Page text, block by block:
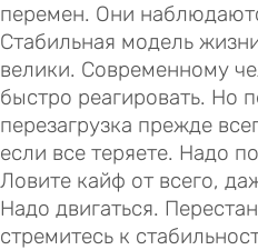
перемен. Они
Стабильная модель
велики. Современному
быстро реагировать. Но
перезагрузка прежде
если все теряете. Надо
Ловите кайф от всего,
Надо двигаться.
стремитесь к